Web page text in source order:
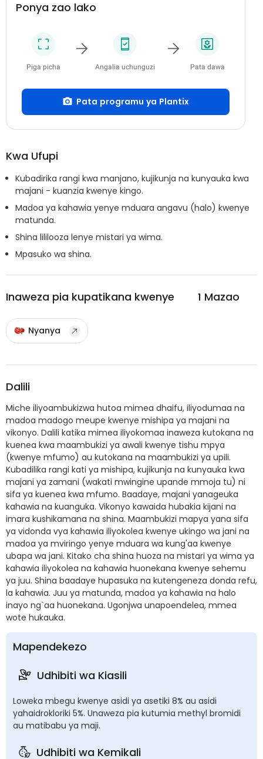
Ponya zao lako
Piga picha Angalia uchunguzi Pata dawa
Pata programu ya Plantix
Kwa Ufupi
Kubadirika rangi kwa manjano, kujikunja na kunyauka kwa
majani - kuanzia kwenye kingo.
Madoa ya kahawia yenye mduara angavu (halo) kwenye
matunda.
Shina lililooza lenye mistari ya wima.
Mpasuko wa shina.
Inaweza pia kupatikana kwenye 1 Mazao
Nyanya
Dalili
Miche iliyoambukizwa hutoa mimea dhaifu, iliyodumaa na
madoa madogo meupe kwenye mishipa ya majani na
vikonyo. Dalili katika mimea iliyokomaa inaweza kutokana na
kuenea kwa maambukizi ya awali kwenye tishu mpya
(kwenye mfumo) au kutokana na maambukizi ya upili.
Kubadilika rangi kati ya mishipa, kujikunja na kunyauka kwa
majani ya zamani (wakati mwingine upande mmoja tu) ni
sifa ya kuenea kwa mfumo. Baadaye, majani yanageuka
kahawia na kuanguka. Vikonyo kawaida hubakia kijani na
imara kushikamana na shina. Maambukizi mapya yana sifa
ya vidonda vya kahawia iliyokolea kwenye ukingo wa jani na
madoa ya mviringo yenye mduara wa kung'aa kwenye
ubapa wa jani. Kitako cha shina huoza na mistari ya wima ya
kahawia iliyokolea na kahawia huonekana kwenye sehemu
ya juu. Shina baadaye hupasuka na kutengeneza donda refu,
la kahawia. Juu ya matunda, madoa ya kahawia na halo
inayo ng`aa huonekana. Ugonjwa unapoendelea, mmea
wote hukauka.
Mapendekezo
Udhibiti wa Kiasili
Loweka mbegu kwenye asidi ya asetiki 8% au asidi
yahaidrokloriki 5%. Unaweza pia kutumia methyl bromidi
au matibabu ya maji.
Udhibiti wa Kemikali